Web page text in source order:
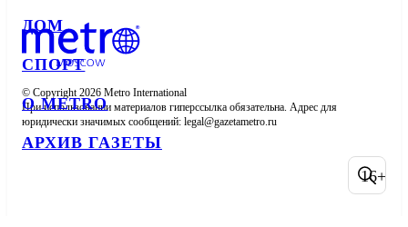
ДОМ
СПОРТ
О METRO
АРХИВ ГАЗЕТЫ
© Copyright 2026 Metro International
При использовании материалов гиперссылка обязательна. Адрес для
юридически значимых сообщений:
16+